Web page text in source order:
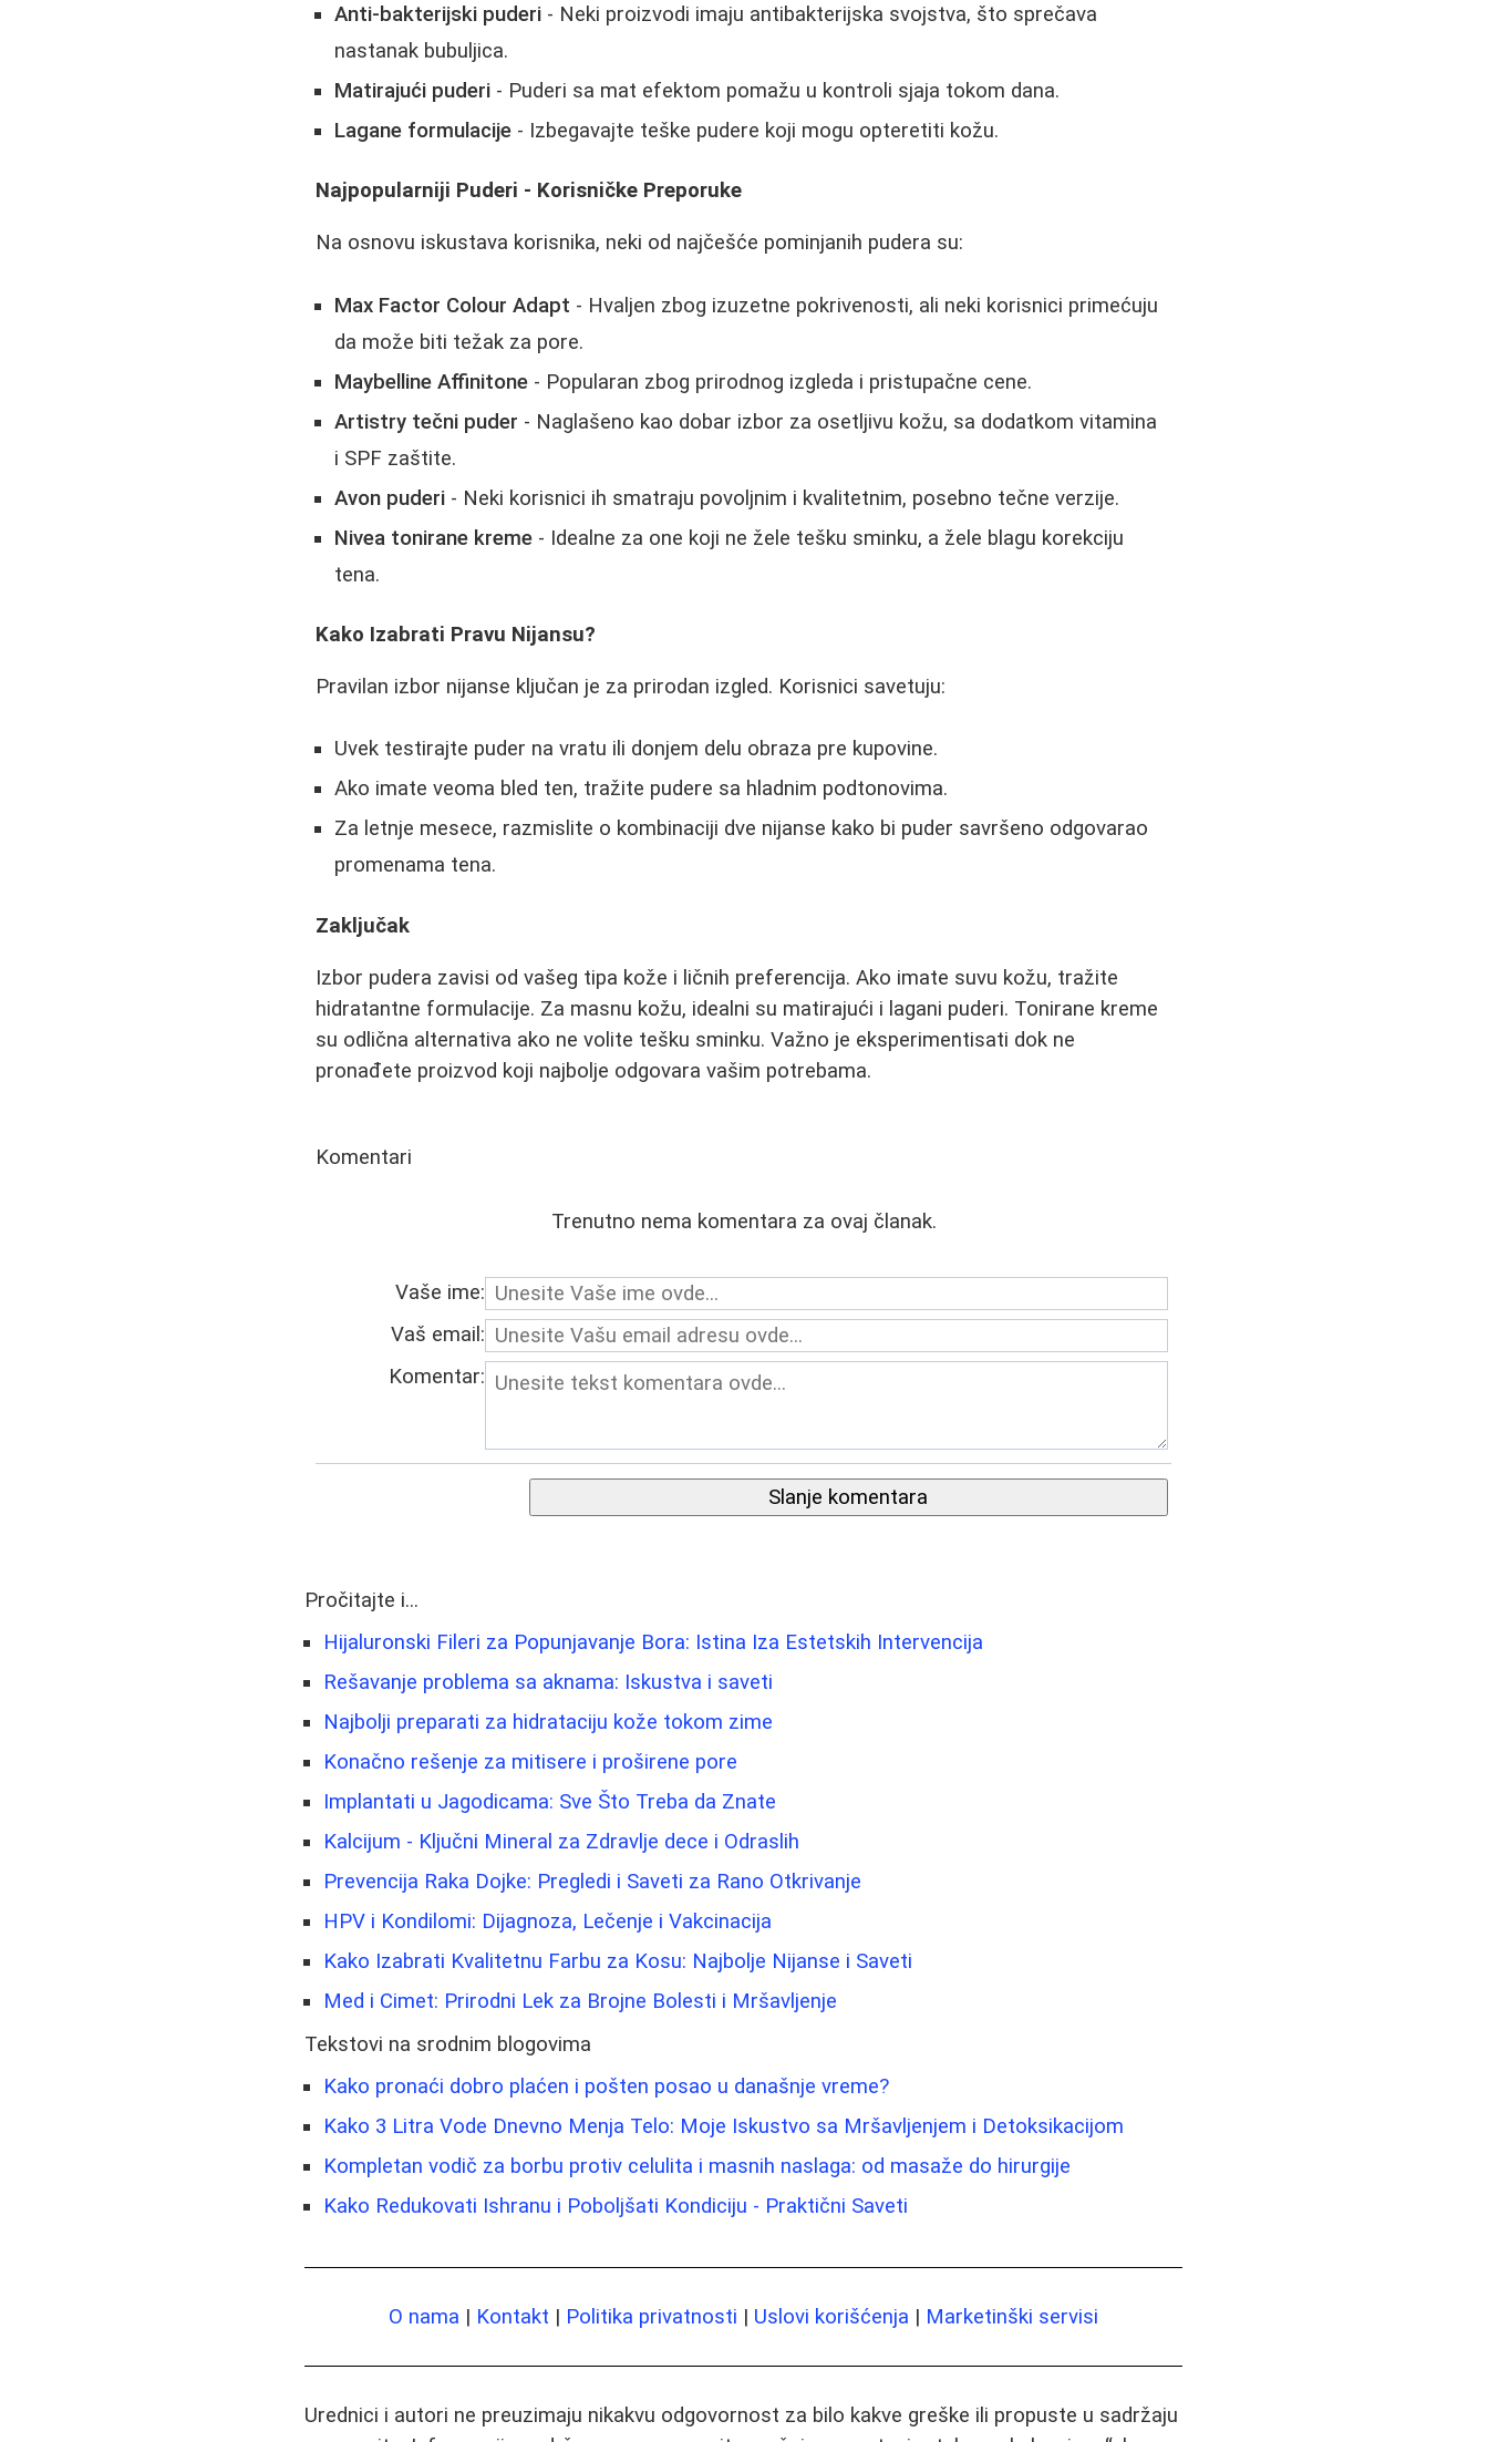
Anti-bakterijski puderi - Neki proizvodi imaju antibakterijska svojstva, što sprečava
nastanak bubuljica.
Matirajući puderi - Puderi sa mat efektom pomažu u kontroli sjaja tokom dana.
Lagane formulacije - Izbegavajte teške pudere koji mogu opteretiti kožu.
Najpopularniji Puderi - Korisničke Preporuke
Na osnovu iskustava korisnika, neki od najčešće pominjanih pudera su:
Max Factor Colour Adapt - Hvaljen zbog izuzetne pokrivenosti, ali neki korisnici primećuju
da može biti težak za pore.
Maybelline Affinitone - Popularan zbog prirodnog izgleda i pristupačne cene.
Artistry tečni puder - Naglašeno kao dobar izbor za osetljivu kožu, sa dodatkom vitamina
i SPF zaštite.
Avon puderi - Neki korisnici ih smatraju povoljnim i kvalitetnim, posebno tečne verzije.
Nivea tonirane kreme - Idealne za one koji ne žele tešku sminku, a žele blagu korekciju
tena.
Kako Izabrati Pravu Nijansu?
Pravilan izbor nijanse ključan je za prirodan izgled. Korisnici savetuju:
Uvek testirajte puder na vratu ili donjem delu obraza pre kupovine.
Ako imate veoma bled ten, tražite pudere sa hladnim podtonovima.
Za letnje mesece, razmislite o kombinaciji dve nijanse kako bi puder savršeno odgovarao
promenama tena.
Zaključak
Izbor pudera zavisi od vašeg tipa kože i ličnih preferencija. Ako imate suvu kožu, tražite
hidratantne formulacije. Za masnu kožu, idealni su matirajući i lagani puderi. Tonirane kreme
su odlična alternativa ako ne volite tešku sminku. Važno je eksperimentisati dok ne
pronađete proizvod koji najbolje odgovara vašim potrebama.
Komentari
Trenutno nema komentara za ovaj članak.
Vaše ime:
Vaš email:
Komentar:
Slanje komentara
Pročitajte i...
Hijaluronski Fileri za Popunjavanje Bora: Istina Iza Estetskih Intervencija
Rešavanje problema sa aknama: Iskustva i saveti
Najbolji preparati za hidrataciju kože tokom zime
Konačno rešenje za mitisere i proširene pore
Implantati u Jagodicama: Sve Što Treba da Znate
Kalcijum - Ključni Mineral za Zdravlje dece i Odraslih
Prevencija Raka Dojke: Pregledi i Saveti za Rano Otkrivanje
HPV i Kondilomi: Dijagnoza, Lečenje i Vakcinacija
Kako Izabrati Kvalitetnu Farbu za Kosu: Najbolje Nijanse i Saveti
Med i Cimet: Prirodni Lek za Brojne Bolesti i Mršavljenje
Tekstovi na srodnim blogovima
Kako pronaći dobro plaćen i pošten posao u današnje vreme?
Kako 3 Litra Vode Dnevno Menja Telo: Moje Iskustvo sa Mršavljenjem i Detoksikacijom
Kompletan vodič za borbu protiv celulita i masnih naslaga: od masaže do hirurgije
Kako Redukovati Ishranu i Poboljšati Kondiciju - Praktični Saveti
O nama | Kontakt | Politika privatnosti | Uslovi korišćenja | Marketinški servisi
Urednici i autori ne preuzimaju nikakvu odgovornost za bilo kakve greške ili propuste u sadržaju